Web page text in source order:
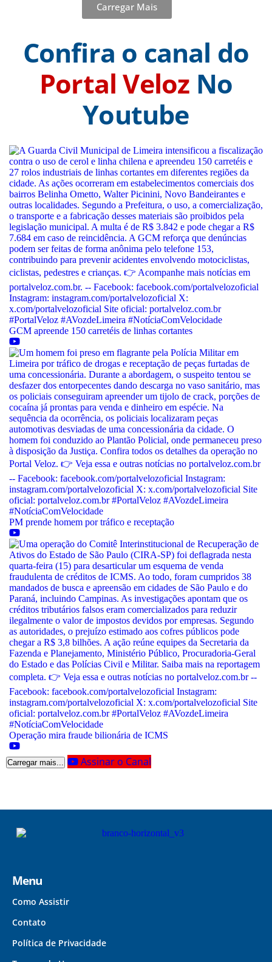
Carregar Mais
Confira o canal do
Portal Veloz No
Youtube
GCM apreende 150 carretéis de linhas cortantes
PM prende homem por tráfico e receptação
Operação mira fraude bilionária de ICMS
Carregar mais... Assinar o Canal
Menu
Como Assistir
Contato
Política de Privacidade